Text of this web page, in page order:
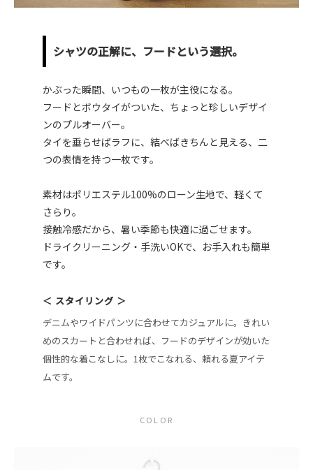
シャツの正解に、フードという選択。
かぶった瞬間、いつもの一枚が主役になる。
フードとボウタイがついた、ちょっと珍しいデザイ
ンのプルオーバー。
タイを垂らせばラフに、結べばきちんと見える、二
つの表情を持つ一枚です。
素材はポリエステル100%のローン生地で、軽くて
さらり。
接触冷感だから、暑い季節も快適に過ごせます。
ドライクリーニング・手洗いOKで、お手入れも簡単
です。
＜ スタイリング ＞
デニムやワイドパンツに合わせてカジュアルに。きれい
めのスカートと合わせれば、フードのデザインが効いた
個性的な着こなしに。1枚でこなれる、頼れる夏アイテ
ムです。
COLOR